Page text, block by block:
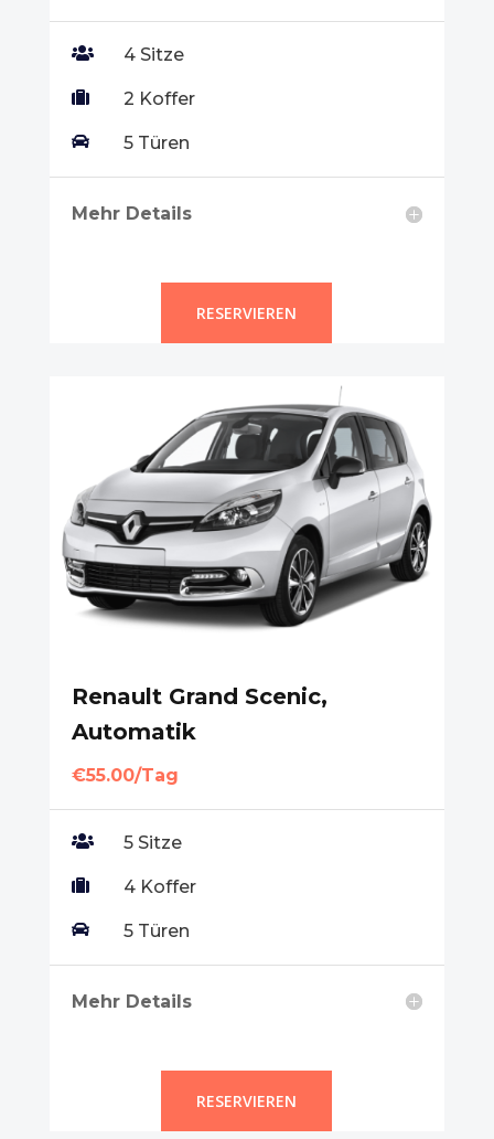
 4 Sitze
 2 Koffer
 5 Türen
Mehr Details
RESERVIEREN
Renault Grand Scenic,
Automatik
€55.00/Tag
 5 Sitze
 4 Koffer
 5 Türen
Mehr Details
RESERVIEREN